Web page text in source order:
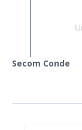
Secom Conde